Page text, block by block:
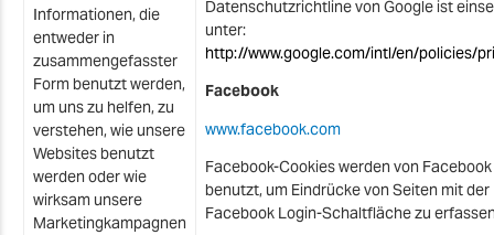
Informationen, die
entweder in
zusammengefasster
Form benutzt werden,
um uns zu helfen, zu
verstehen, wie unsere
Websites benutzt
werden oder wie
wirksam unsere
Marketingkampagnen
Datenschutzrichtline von Google ist
unter:
http://www.google.com/intl/en/policies/
Facebook
www.facebook.com
Facebook-Cookies werden von Facebook
benutzt, um Eindrücke von Seiten mit der
Facebook Login-Schaltfläche zu